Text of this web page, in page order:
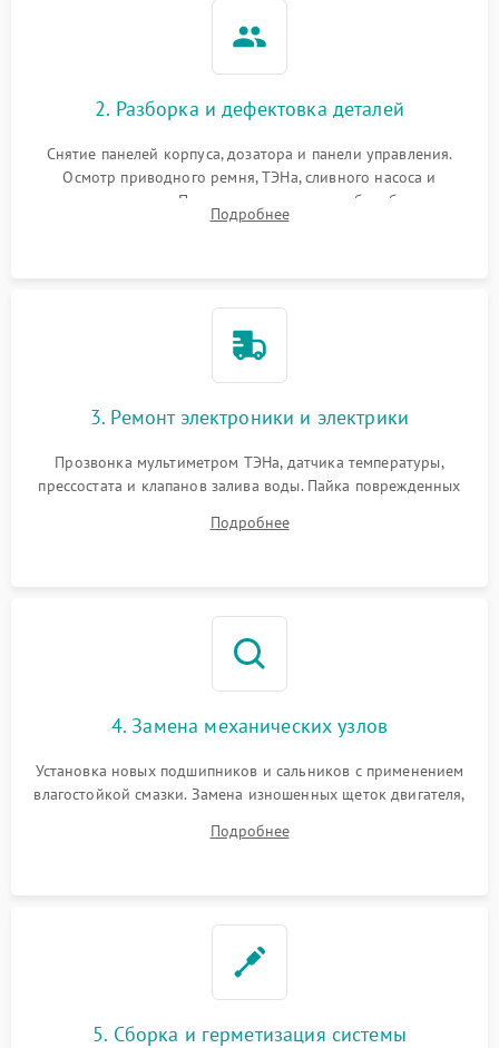
2. Разборка и дефектовка деталей
Снятие панелей корпуса, дозатора и панели управления.
Осмотр приводного ремня, ТЭНа, сливного насоса и
амортизаторов. Проверка подшипников барабана и
крестовины на износ, а манжеты люка на разрывы.
Подробнее
3. Ремонт электроники и электрики
Прозвонка мультиметром ТЭНа, датчика температуры,
прессостата и клапанов залива воды. Пайка поврежденных
Восстановление целостности проводки и контактов.
Подробнее
4. Замена механических узлов
Установка новых подшипников и сальников с применением
влагостойкой смазки. Замена изношенных щеток двигателя,
или поврежденной резиновой манжеты.
Подробнее
5. Сборка и герметизация системы